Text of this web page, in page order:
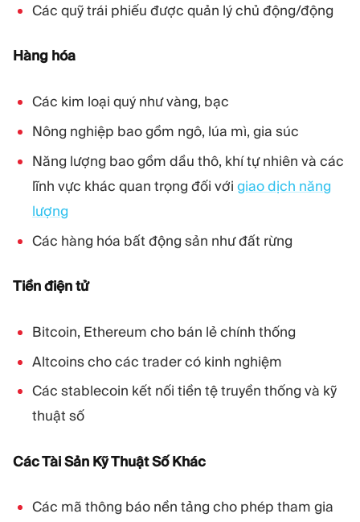
Các quỹ trái phiếu được quản lý chủ động/động
Hàng hóa
Các kim loại quý như vàng, bạc
Nông nghiệp bao gồm ngô, lúa mì, gia súc
Năng lượng bao gồm dầu thô, khí tự nhiên và các
lĩnh vực khác quan trọng đối với giao dịch năng
lượng
Các hàng hóa bất động sản như đất rừng
Tiền điện tử
Bitcoin, Ethereum cho bán lẻ chính thống
Altcoins cho các trader có kinh nghiệm
Các stablecoin kết nối tiền tệ truyền thống và kỹ
thuật số
Các Tài Sản Kỹ Thuật Số Khác
Các mã thông báo nền tảng cho phép tham gia